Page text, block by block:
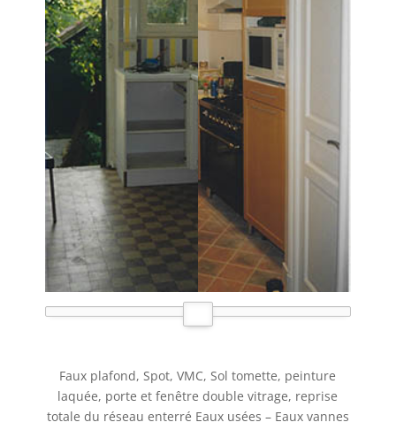
Faux plafond, Spot, VMC, Sol tomette, peinture
laquée, porte et fenêtre double vitrage, reprise
totale du réseau enterré Eaux usées – Eaux vannes